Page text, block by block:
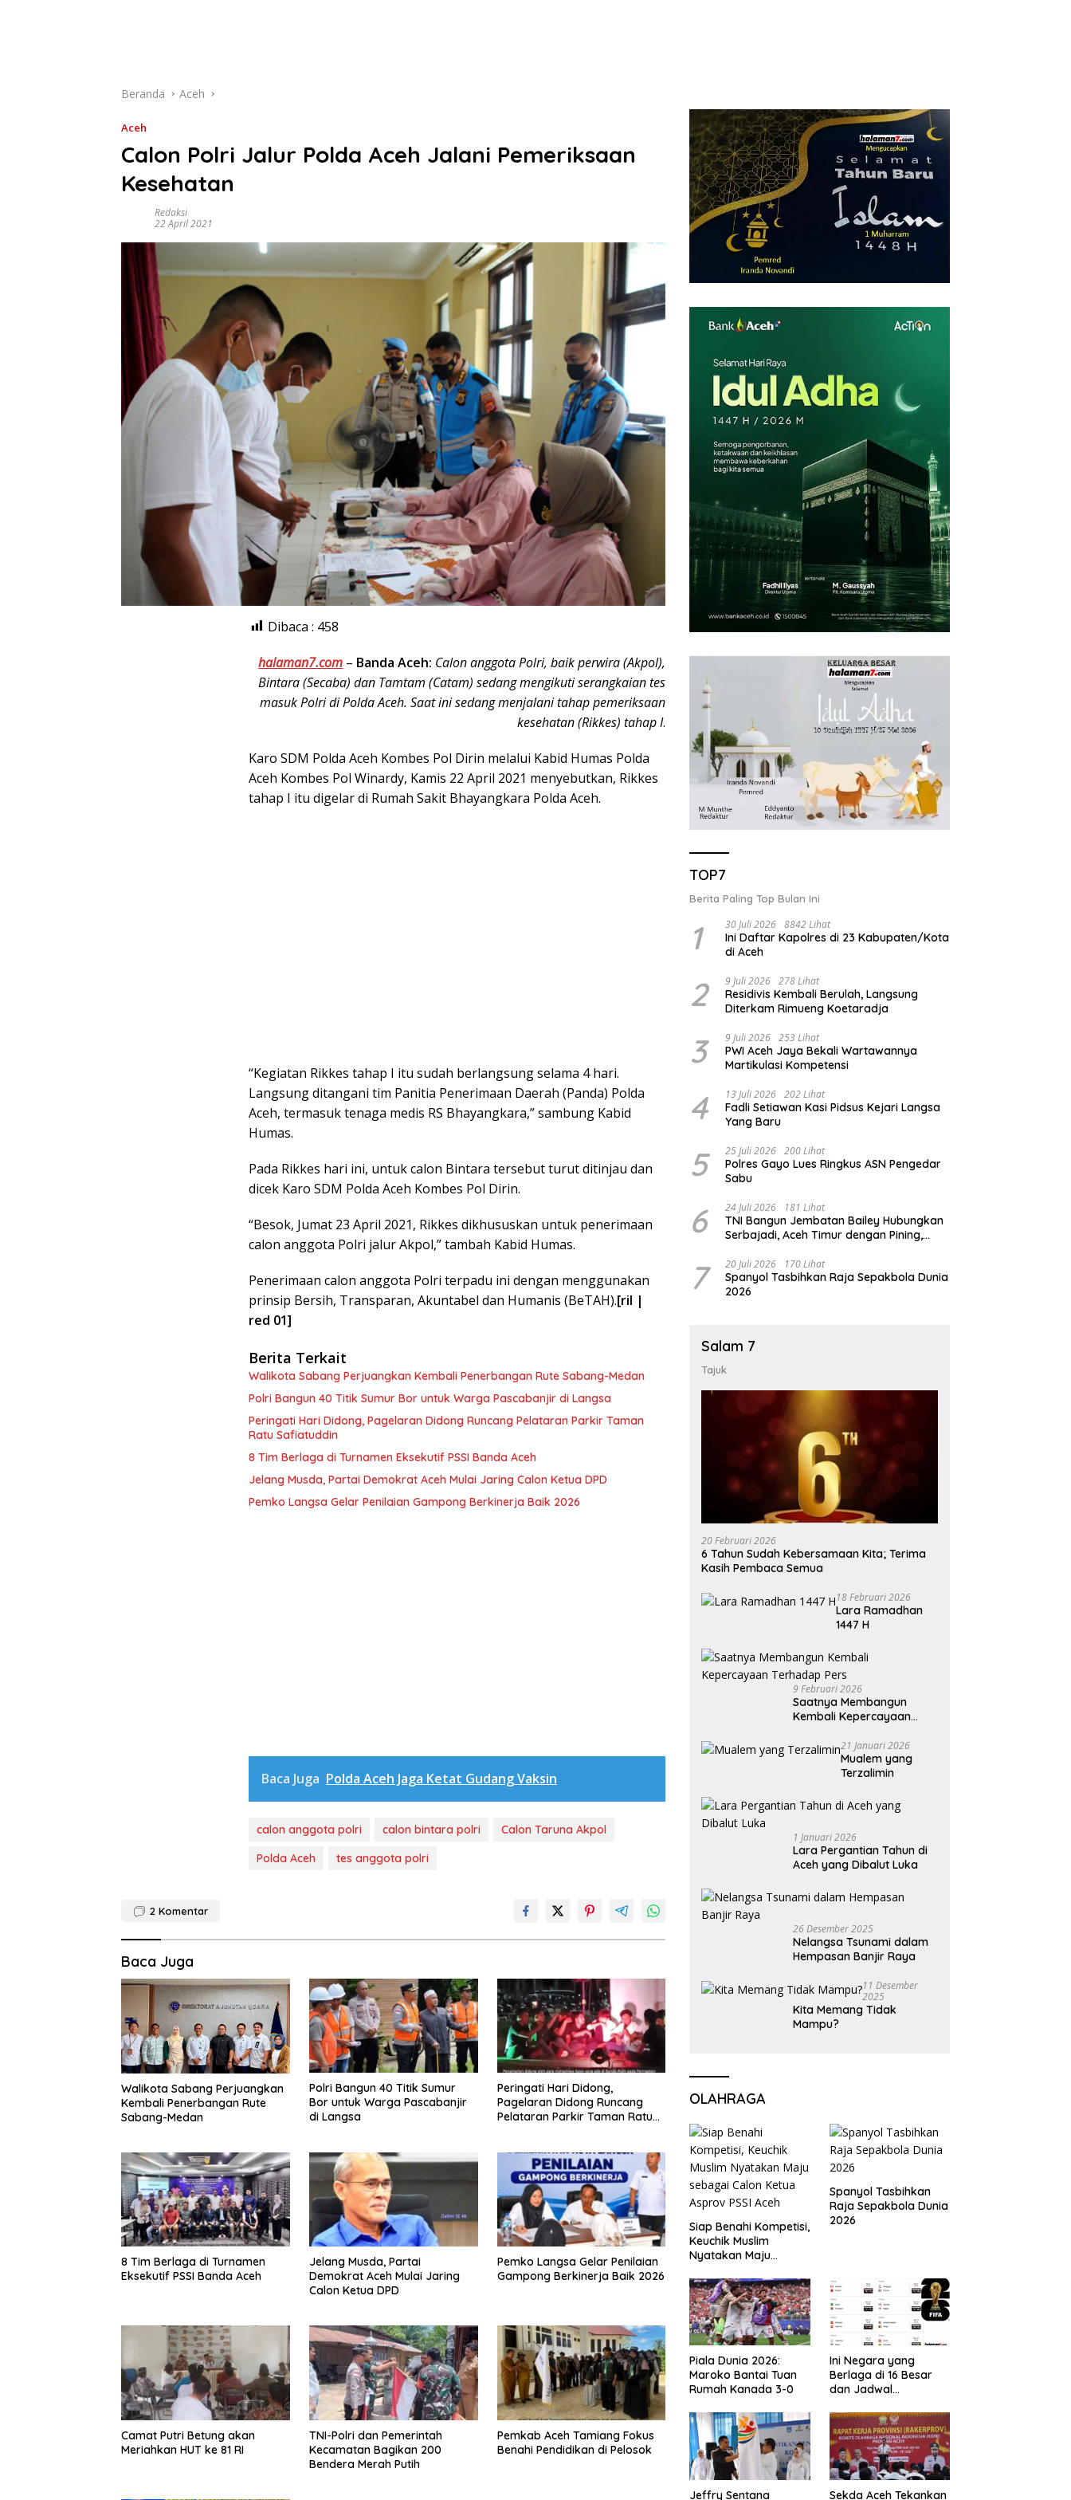
Beranda Aceh
Aceh
Calon Polri Jalur Polda Aceh Jalani Pemeriksaan
Kesehatan
Redaksi
22 April 2021
Dibaca : 458
halaman7.com – Banda Aceh: Calon anggota Polri, baik perwira (Akpol),
Bintara (Secaba) dan Tamtam (Catam) sedang mengikuti serangkaian tes
masuk Polri di Polda Aceh. Saat ini sedang menjalani tahap pemeriksaan
kesehatan (Rikkes) tahap I.
Karo SDM Polda Aceh Kombes Pol Dirin melalui Kabid Humas Polda
Aceh Kombes Pol Winardy, Kamis 22 April 2021 menyebutkan, Rikkes
tahap I itu digelar di Rumah Sakit Bhayangkara Polda Aceh.
“Kegiatan Rikkes tahap I itu sudah berlangsung selama 4 hari.
Langsung ditangani tim Panitia Penerimaan Daerah (Panda) Polda
Aceh, termasuk tenaga medis RS Bhayangkara,” sambung Kabid
Humas.
Pada Rikkes hari ini, untuk calon Bintara tersebut turut ditinjau dan
dicek Karo SDM Polda Aceh Kombes Pol Dirin.
“Besok, Jumat 23 April 2021, Rikkes dikhususkan untuk penerimaan
calon anggota Polri jalur Akpol,” tambah Kabid Humas.
Penerimaan calon anggota Polri terpadu ini dengan menggunakan
prinsip Bersih, Transparan, Akuntabel dan Humanis (BeTAH).[ril |
red 01]
Berita Terkait
Walikota Sabang Perjuangkan Kembali Penerbangan Rute Sabang-Medan
Polri Bangun 40 Titik Sumur Bor untuk Warga Pascabanjir di Langsa
Peringati Hari Didong, Pagelaran Didong Runcang Pelataran Parkir Taman
Ratu Safiatuddin
8 Tim Berlaga di Turnamen Eksekutif PSSI Banda Aceh
Jelang Musda, Partai Demokrat Aceh Mulai Jaring Calon Ketua DPD
Pemko Langsa Gelar Penilaian Gampong Berkinerja Baik 2026
Baca Juga Polda Aceh Jaga Ketat Gudang Vaksin
calon anggota polri calon bintara polri
Calon Taruna Akpol
Polda Aceh
tes anggota polri
2 Komentar
Baca Juga
Walikota Sabang Perjuangkan
Kembali Penerbangan Rute
Sabang-Medan
Polri Bangun 40 Titik Sumur
Bor untuk Warga Pascabanjir
di Langsa
Peringati Hari Didong,
Pagelaran Didong Runcang
Pelataran Parkir Taman Ratu
8 Tim Berlaga di Turnamen
Eksekutif PSSI Banda Aceh
Jelang Musda, Partai
Demokrat Aceh Mulai Jaring
Calon Ketua DPD
Pemko Langsa Gelar Penilaian
Gampong Berkinerja Baik 2026
Camat Putri Betung akan
Meriahkan HUT ke 81 RI
TNI-Polri dan Pemerintah
Kecamatan Bagikan 200
Bendera Merah Putih
Pemkab Aceh Tamiang Fokus
Benahi Pendidikan di Pelosok
TOP7
Berita Paling Top Bulan Ini
1 30 Juli 2026 8842 Lihat
Ini Daftar Kapolres di 23 Kabupaten/Kota
di Aceh
2 9 Juli 2026 278 Lihat
Residivis Kembali Berulah, Langsung
Diterkam Rimueng Koetaradja
3 9 Juli 2026 253 Lihat
PWI Aceh Jaya Bekali Wartawannya
Martikulasi Kompetensi
4 13 Juli 2026 202 Lihat
Fadli Setiawan Kasi Pidsus Kejari Langsa
Yang Baru
5 25 Juli 2026 200 Lihat
Polres Gayo Lues Ringkus ASN Pengedar
Sabu
6 24 Juli 2026 181 Lihat
TNI Bangun Jembatan Bailey Hubungkan
Serbajadi, Aceh Timur dengan Pining,
7 20 Juli 2026 170 Lihat
Spanyol Tasbihkan Raja Sepakbola Dunia
2026
Salam 7
Tajuk
20 Februari 2026
6 Tahun Sudah Kebersamaan Kita; Terima
Kasih Pembaca Semua
18 Februari 2026
Lara Ramadhan
1447 H
9 Februari 2026
Saatnya Membangun
Kembali Kepercayaan
21 Januari 2026
Mualem yang
Terzalimin
1 Januari 2026
Lara Pergantian Tahun di
Aceh yang Dibalut Luka
26 Desember 2025
Nelangsa Tsunami dalam
Hempasan Banjir Raya
11 Desember
2025
Kita Memang Tidak
Mampu?
OLAHRAGA
Siap Benahi Kompetisi,
Keuchik Muslim
Nyatakan Maju
Asprov PSSI Aceh
Spanyol Tasbihkan
Raja Sepakbola Dunia
2026
Piala Dunia 2026:
Maroko Bantai Tuan
Rumah Kanada 3-0
Ini Negara yang
Berlaga di 16 Besar
dan Jadwal
Perdelapan final Piala
Dunia 2026
Jeffry Sentana Sekda Aceh Tekankan